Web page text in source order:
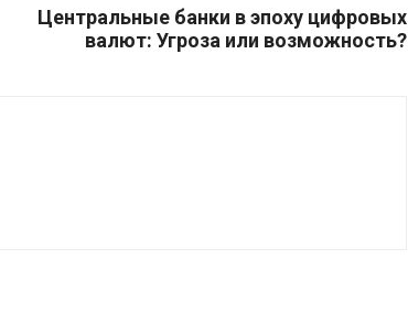
Центральные банки в эпоху цифровых
валют: Угроза или возможность?